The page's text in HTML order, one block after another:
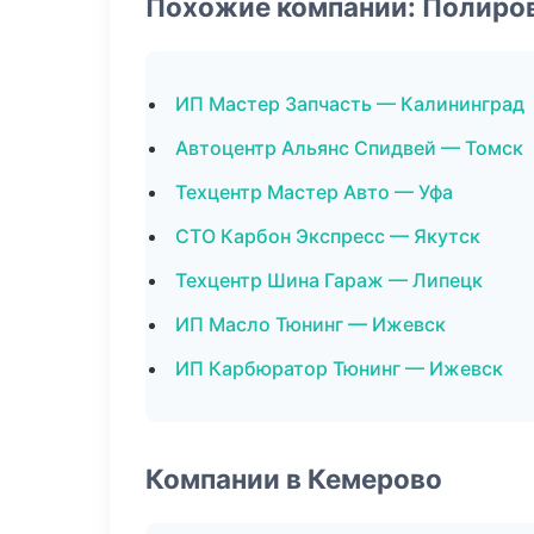
Похожие компании:
ИП Мастер Запчасть — Калининград
Автоцентр Альянс Спидвей — Томск
Техцентр Мастер Авто — Уфа
СТО Карбон Экспресс — Якутск
Техцентр Шина Гараж — Липецк
ИП Масло Тюнинг — Ижевск
ИП Карбюратор Тюнинг — Ижевск
Компании в Кемерово